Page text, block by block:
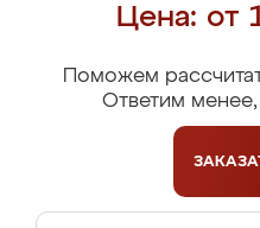
Цена: от
Поможем
Ответим